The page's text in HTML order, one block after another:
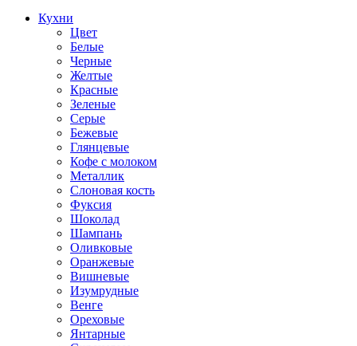
Кухни
Цвет
Белые
Черные
Желтые
Красные
Зеленые
Серые
Бежевые
Глянцевые
Кофе с молоком
Металлик
Слоновая кость
Фуксия
Шоколад
Шампань
Оливковые
Оранжевые
Вишневые
Изумрудные
Венге
Ореховые
Янтарные